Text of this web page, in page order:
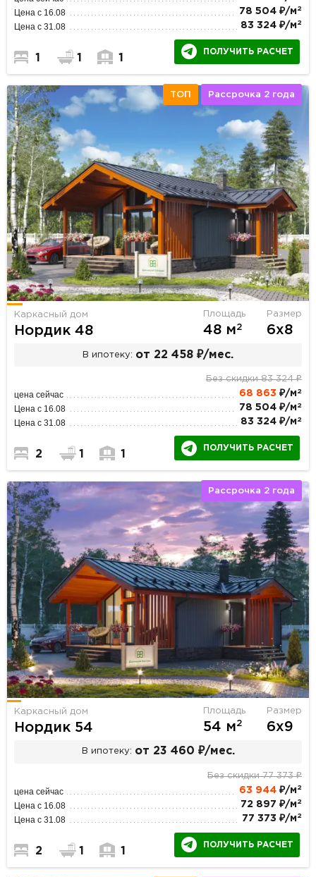
Цена с 16.08 78 504 ₽/м 2
Цена с 31.08 83 324 ₽/м 2
1 1 1
ПОЛУЧИТЬ РАСЧЕТ
ТОП Рассрочка 2 года
Каркасный дом
Нордик 48
Площадь
48 м2
Размер
6х8
В ипотеку: от 22 458 ₽/мес.
Без скидки 83 324 ₽
цена сейчас 68 863 ₽/м 2
Цена с 16.08 78 504 ₽/м 2
Цена с 31.08 83 324 ₽/м 2
2 1 1
ПОЛУЧИТЬ РАСЧЕТ
Рассрочка 2 года
Каркасный дом
Нордик 54
Площадь
54 м2
Размер
6х9
В ипотеку: от 23 460 ₽/мес.
Без скидки 77 373 ₽
цена сейчас 63 944₽/м 2
Цена с 16.08 72 897 ₽/м 2
Цена с 31.08 77 373 ₽/м 2
2 1 1
ПОЛУЧИТЬ РАСЧЕТ